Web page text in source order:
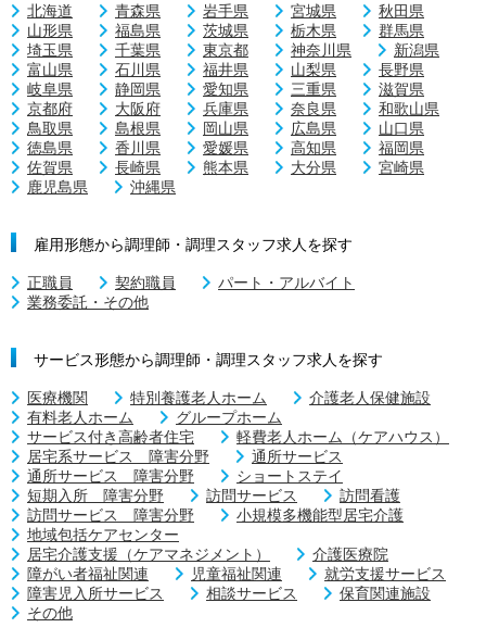
北海道 青森県 岩手県 宮城県
秋田県
山形県
福島県 茨城県 栃木県
群馬県
埼玉県
千葉県 東京都 神奈川県
新潟県
富山県
石川県 福井県 山梨県
長野県
岐阜県
静岡県 愛知県 三重県
滋賀県
京都府
大阪府 兵庫県 奈良県
和歌山県
鳥取県
島根県 岡山県 広島県
山口県
徳島県
香川県 愛媛県 高知県
福岡県
佐賀県
長崎県 熊本県 大分県
宮崎県
鹿児島県
沖縄県
雇用形態から調理師・調理スタッフ求人を探す
正職員 契約職員
パート・アルバイト
業務委託・その他
サービス形態から調理師・調理スタッフ求人を探す
医療機関 特別養護老人ホーム
介護老人保健施設
有料老人ホーム
グループホーム
サービス付き高齢者住宅
軽費老人ホーム（ケアハウス）
居宅系サービス 障害分野
通所サービス
通所サービス 障害分野
ショートステイ
短期入所 障害分野
訪問サービス
訪問看護
訪問サービス 障害分野
小規模多機能型居宅介護
地域包括ケアセンター
居宅介護支援（ケアマネジメント）
介護医療院
障がい者福祉関連
児童福祉関連
就労支援サービス
障害児入所サービス
相談サービス
保育関連施設
その他